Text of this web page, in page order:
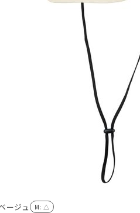
ージュ M: △